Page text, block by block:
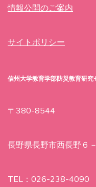
情報公開のご案内
サイトポリシー
信州大学教育学部防災教育研究
〒380-8544
長野県長野市西長野６
TEL：026-238-4090